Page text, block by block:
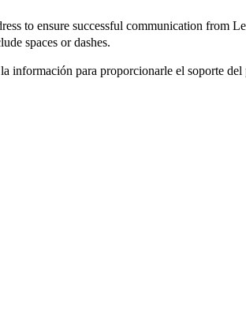
to ensure successful communication from
spaces or dashes.
información para proporcionarle el soporte